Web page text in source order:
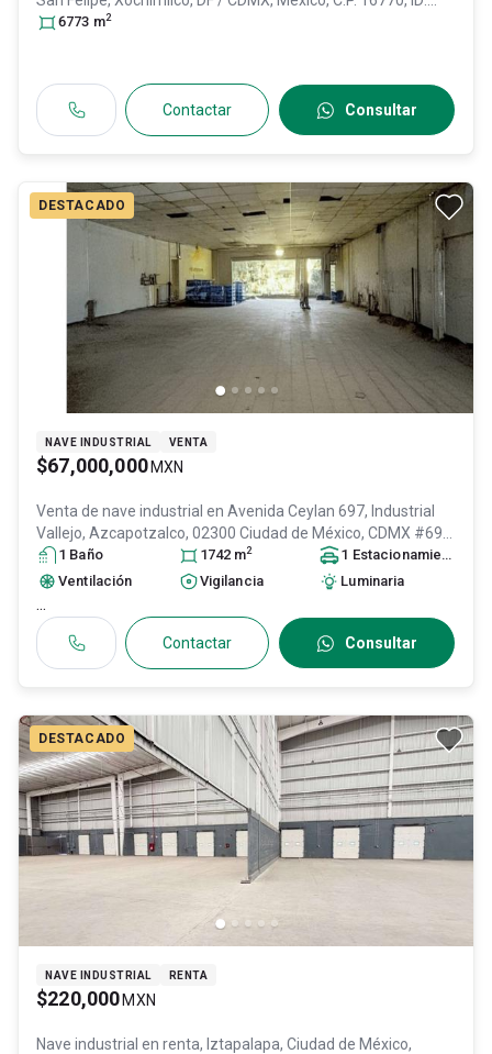
29985571
6773 m2
Contactar Consultar
DESTACADO
NAVE INDUSTRIAL VENTA
$67,000,000 MXN
Venta de nave industrial en Avenida Ceylan 697, Industrial
Vallejo, Azcapotzalco, 02300 Ciudad de México, CDMX #697,
Col. Industrial Vallejo,Azcapotzalco , DF / CDMX, México, C.P.
02300, ID:30351865
1 Baño 1742 m2 1 Estacionamiento
Ventilación
Vigilancia Luminaria
...
Contactar Consultar
DESTACADO
NAVE INDUSTRIAL RENTA
$220,000 MXN
Nave industrial en renta, Iztapalapa, Ciudad de México,